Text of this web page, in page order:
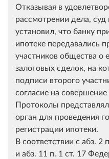
Отказывая в
рассмотрении дела,
установил, что банку
ипотеке передавались
участников общества о
залоговых сделок, на
подписи второго
согласие на
Протоколы
орган для проведения
регистрации ипотеки.
В соответствии с абз. 2
и абз. 11 п. 1 ст. 17